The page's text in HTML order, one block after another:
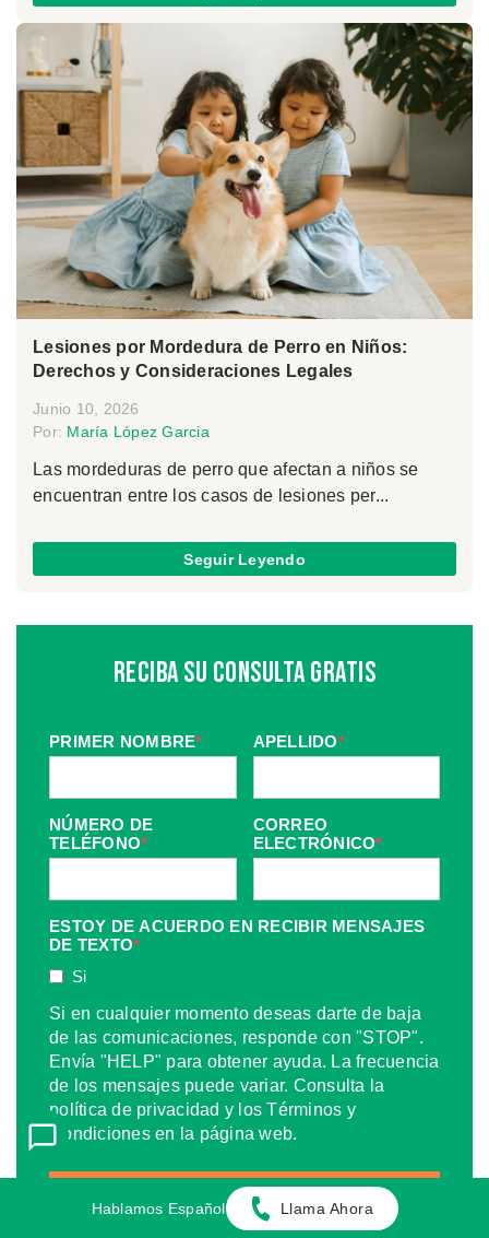
Lesiones por Mordedura de Perro en Niños:
Derechos y Consideraciones Legales
Junio 10, 2026
Por: María López Garcia
Las mordeduras de perro que afectan a niños se
encuentran entre los casos de lesiones per...
Seguir Leyendo
Reciba Su Consulta Gratis
PRIMER NOMBRE* APELLIDO*
NÚMERO DE
TELÉFONO*
CORREO
ELECTRÓNICO*
ESTOY DE ACUERDO EN RECIBIR MENSAJES
DE TEXTO*
Si
Si en cualquier momento deseas darte de baja
de las comunicaciones, responde con "STOP".
Envía "HELP" para obtener ayuda. La frecuencia
de los mensajes puede variar. Consulta la
política de privacidad y los Términos y
Condiciones en la página web.
Hablamos Español Llama Ahora